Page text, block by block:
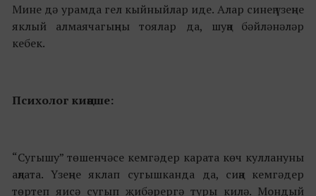
Мине дә урамда гел кыйныйлар иде. Алар синең үзеңне
яклый алмаячагыңны тоялар да, шуңа бәйләнәләр
кебек.
Психолог киңәше:
“Сугышу” төшенчәсе кемгәдер карата көч куллануны
аңлата. Үзеңне яклап сугышканда да, сиңа кемгәдер
төртеп яисә сугып җибәрергә туры килә. Мондый